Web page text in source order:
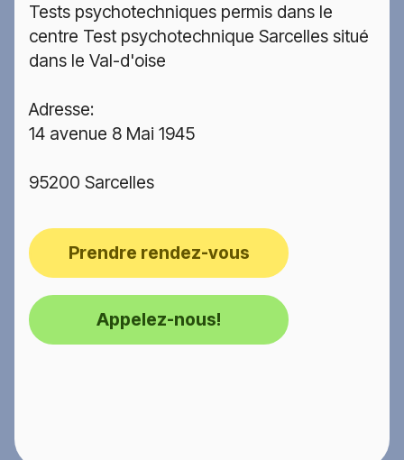
Tests psychotechniques permis dans le
centre Test psychotechnique Sarcelles situé
dans le Val-d'oise
Adresse:
14 avenue 8 Mai 1945
95200 Sarcelles
Prendre rendez-vous
Appelez-nous!